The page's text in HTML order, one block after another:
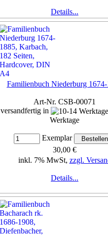
Details...
Familienbuch Niederburg
Art-Nr. CSB-00071
versandfertig in
Werktage
Exemplar
30,00 €
inkl. 7% MwSt, zzgl.
Details...